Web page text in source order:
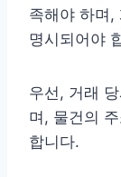
족해야 하며,
명시되어야
우선, 거래
며, 물건의
합니다.